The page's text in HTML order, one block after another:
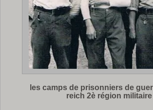
les camps de prisonniers de
reich 2è région militaire